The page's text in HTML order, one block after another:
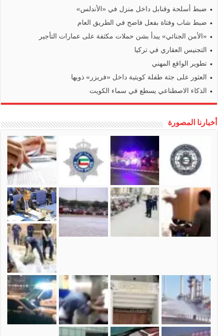
ضبط أسلحة وقنابل داخل منزل في «الأندلس»
ضبط شاب وفتاة بفعل فاضح في الطريق العام
«الأمن الجنائي» يبدأ بشن حملات مكثفة على عمارات التأجير
التجنيس العقاري في تركيا
تطوير الواقع المهني
العثور على جثة طفلة كويتية داخل «فريزر» ذويها
الذكاء الاصطناعي يسطع في سماء الكويت
أخبارنا المصورة